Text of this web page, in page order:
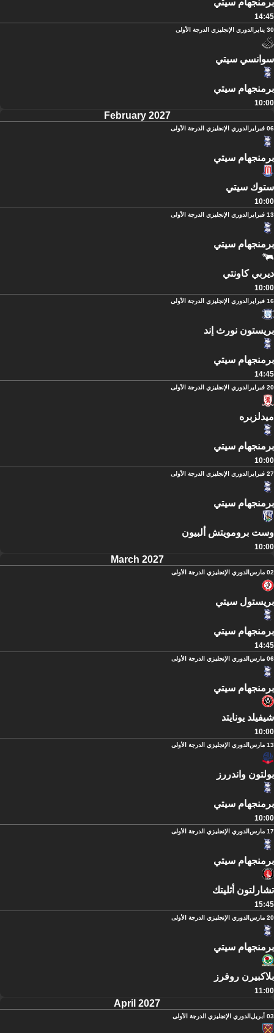
برمنجهام سيتي
14:45
30 يناير الدوري الإنجليزي الدرجة الأولى
سوانسي سيتي
برمنجهام سيتي
10:00
February 2027
06 فبراير الدوري الإنجليزي الدرجة الأولى
برمنجهام سيتي
ستوك سيتي
10:00
13 فبراير الدوري الإنجليزي الدرجة الأولى
برمنجهام سيتي
ديربي كاونتي
10:00
16 فبراير الدوري الإنجليزي الدرجة الأولى
بريستون نورث إند
برمنجهام سيتي
14:45
20 فبراير الدوري الإنجليزي الدرجة الأولى
ميدلزبره
برمنجهام سيتي
10:00
27 فبراير الدوري الإنجليزي الدرجة الأولى
برمنجهام سيتي
وست برومويتش ألبيون
10:00
March 2027
02 مارس الدوري الإنجليزي الدرجة الأولى
بريستول سيتي
برمنجهام سيتي
14:45
06 مارس الدوري الإنجليزي الدرجة الأولى
برمنجهام سيتي
شيفيلد يونايتد
10:00
13 مارس الدوري الإنجليزي الدرجة الأولى
بولتون واندررز
برمنجهام سيتي
10:00
17 مارس الدوري الإنجليزي الدرجة الأولى
برمنجهام سيتي
تشارلتون أثليتك
15:45
20 مارس الدوري الإنجليزي الدرجة الأولى
برمنجهام سيتي
بلاكبيرن روفرز
11:00
April 2027
03 أبريل الدوري الإنجليزي الدرجة الأولى